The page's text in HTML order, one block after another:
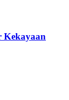
Kekayaan